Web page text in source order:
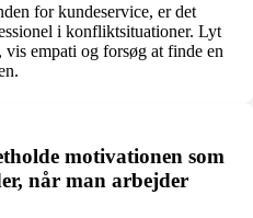
for kundeservice, er det
i konfliktsituationer. Lyt
empati og forsøg at finde en
motivationen som
når man arbejder